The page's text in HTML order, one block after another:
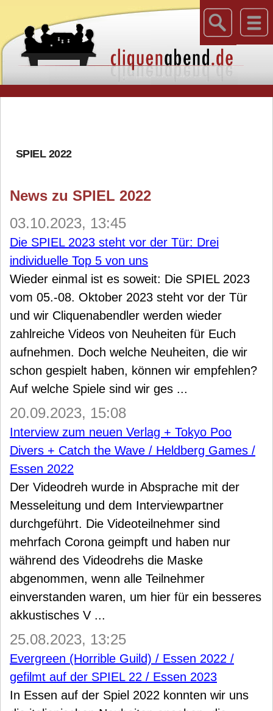
SPIEL 2022
News zu SPIEL 2022
03.10.2023, 13:45
Die SPIEL 2023 steht vor der Tür: Drei
individuelle Top 5 von uns
Wieder einmal ist es soweit: Die SPIEL 2023
vom 05.-08. Oktober 2023 steht vor der Tür
und wir Cliquenabendler werden wieder
zahlreiche Videos von Neuheiten für Euch
aufnehmen. Doch welche Neuheiten, die wir
schon gespielt haben, können wir empfehlen?
Auf welche Spiele sind wir ges ...
20.09.2023, 15:08
Interview zum neuen Verlag + Tokyo Poo
Divers + Catch the Wave / Heldberg Games /
Essen 2022
Der Videodreh wurde in Absprache mit der
Messeleitung und dem Interviewpartner
durchgeführt. Die Videoteilnehmer sind
mehrfach Corona geimpft und haben nur
während des Videodrehs die Maske
abgenommen, wenn alle Teilnehmer
einverstanden waren, um hier für ein besseres
akkustisches V ...
25.08.2023, 13:25
Evergreen (Horrible Guild) / Essen 2022 /
gefilmt auf der SPIEL 22 / Essen 2023
In Essen auf der Spiel 2022 konnten wir uns